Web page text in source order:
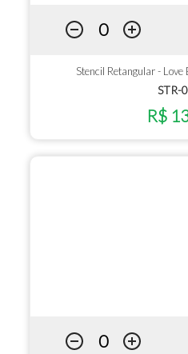
Stencil Retangular -
STR-
R$